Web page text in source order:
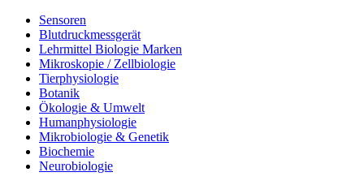
Sensoren
Blutdruckmessgerät
Lehrmittel Biologie Marken
Mikroskopie / Zellbiologie
Tierphysiologie
Botanik
Ökologie & Umwelt
Humanphysiologie
Mikrobiologie & Genetik
Biochemie
Neurobiologie